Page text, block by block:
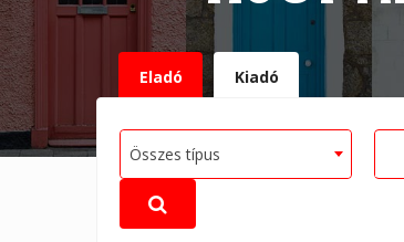
Eladó Kiadó
Összes típus